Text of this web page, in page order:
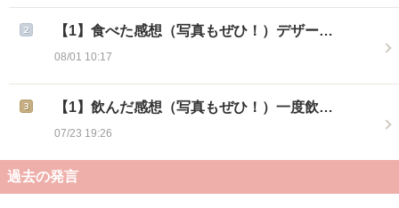
【1】食べた感想（写真もぜひ！）デザー…
08/01 10:17
【1】飲んだ感想（写真もぜひ！）一度飲…
07/23 19:26
過去の発言